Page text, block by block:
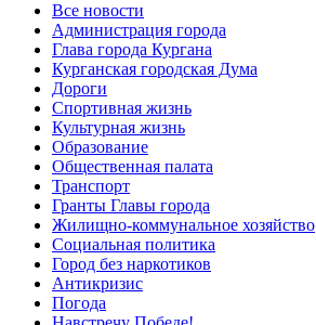
Все новости
Администрация города
Глава города Кургана
Курганская городская Дума
Дороги
Спортивная жизнь
Культурная жизнь
Образование
Общественная палата
Транспорт
Гранты Главы города
Жилищно-коммунальное хозяйство
Социальная политика
Город без наркотиков
Антикризис
Погода